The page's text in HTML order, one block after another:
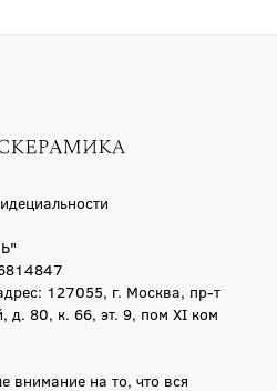
127055, г. Москва, пр-т
д. 80, к. 66, эт. 9, пом XI ком
внимание на то, что вся